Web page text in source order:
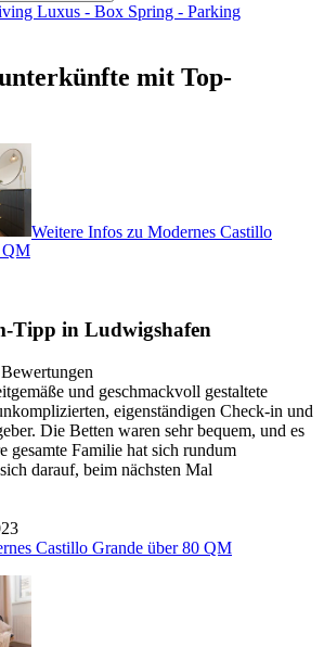
Luxus - Box Spring - Parking
mit Top-
Weitere Infos zu Modernes Castillo
QM
Tipp in Ludwigshafen
und geschmackvoll gestaltete
eigenständigen Check-in und
Die Betten waren sehr bequem, und es
gesamte Familie hat sich rundum
darauf, beim nächsten Mal
Castillo Grande über 80 QM